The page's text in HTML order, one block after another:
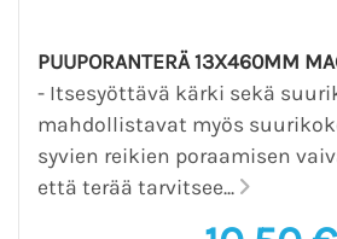
PUUPORANTERÄ 13X460MM
- Itsesyöttävä kärki sekä
mahdollistavat myös
syvien reikien poraamisen
että terää tarvitsee...